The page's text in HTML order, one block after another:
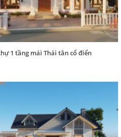
1 tầng mái Thái tân cổ điển